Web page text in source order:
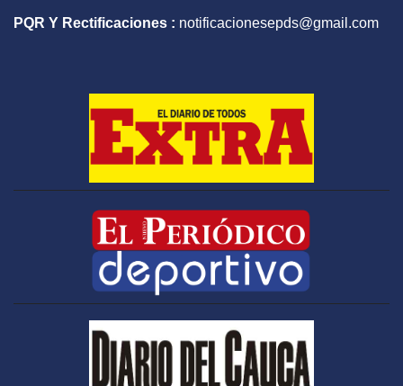
PQR Y Rectificaciones : notificacionesepds@gmail.com